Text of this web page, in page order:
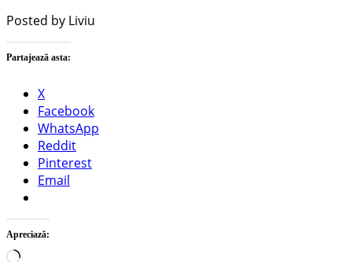
Posted by Liviu
Partajează asta:
X
Facebook
WhatsApp
Reddit
Pinterest
Email
Apreciază:
Încarc...